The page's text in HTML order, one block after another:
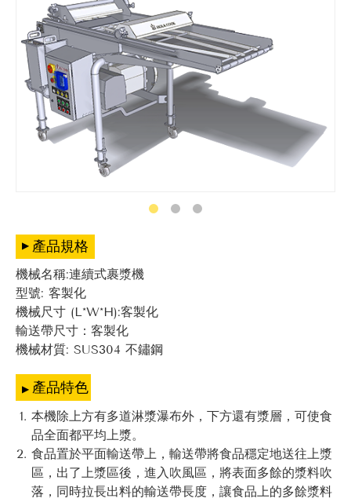
產品規格
機械名稱:連續式裹漿機
型號: 客製化
機械尺寸 (L*W*H):客製化
輸送帶尺寸：客製化
機械材質: SUS304 不鏽鋼
產品特色
本機除上方有多道淋漿瀑布外，下方還有漿層，可使食
品全面都平均上漿。
食品置於平面輸送帶上，輸送帶將食品穩定地送往上漿
區，出了上漿區後，進入吹風區，將表面多餘的漿料吹
落，同時拉長出料的輸送帶長度，讓食品上的多餘漿料